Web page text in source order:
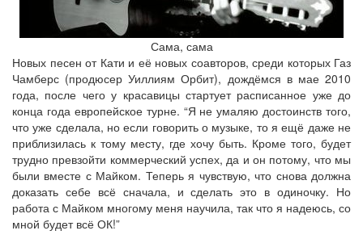
Сама, сама
Новых песен от Кати и её новых соавторов, среди которых Газ
Чамберс (продюсер Уиллиям Орбит), дождёмся в мае 2010
года, после чего у красавицы стартует расписанное уже до
конца года европейское турне. “Я не умаляю достоинств того,
что уже сделала, но если говорить о музыке, то я ещё даже не
приблизилась к тому месту, где хочу быть. Кроме того, будет
трудно превзойти коммерческий успех, да и он потому, что мы
были вместе с Майком. Теперь я чувствую, что снова должна
доказать себе всё сначала, и сделать это в одиночку. Но
работа с Майком многому меня научила, так что я надеюсь, со
мной будет всё ОК!”